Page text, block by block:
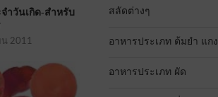
ำวันเกิด-สำหรับ
2011
สลัดต่างๆ
อาหารประเภท ต้มยำ แกง
อาหารประเภท ผัด